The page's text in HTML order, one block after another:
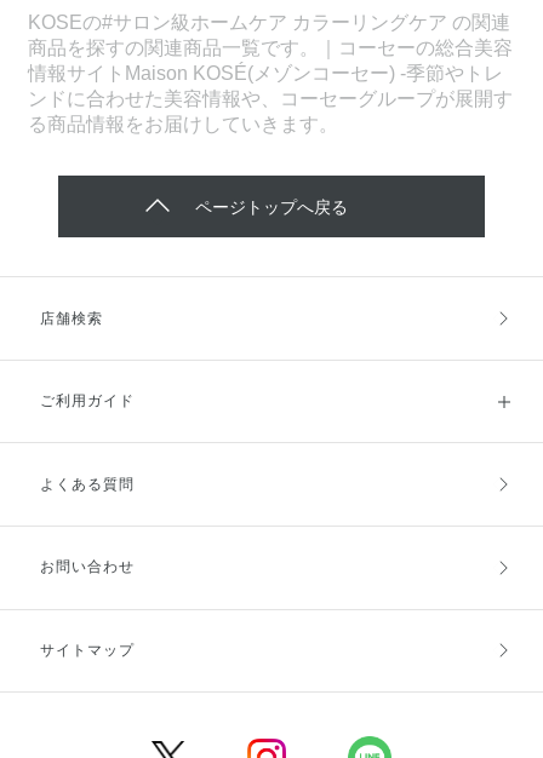
KOSEの#サロン級ホームケア カラーリングケア の関連
商品を探すの関連商品一覧です。｜コーセーの総合美容
情報サイトMaison KOSÉ(メゾンコーセー) -季節やトレ
ンドに合わせた美容情報や、コーセーグループが展開す
る商品情報をお届けしていきます。
ページトップへ戻る
店舗検索
ご利用ガイド
ご利用ガイドトップ
お支払方法
キャンセル・返品・交換
よくある質問
お問い合わせ
サイトマップ